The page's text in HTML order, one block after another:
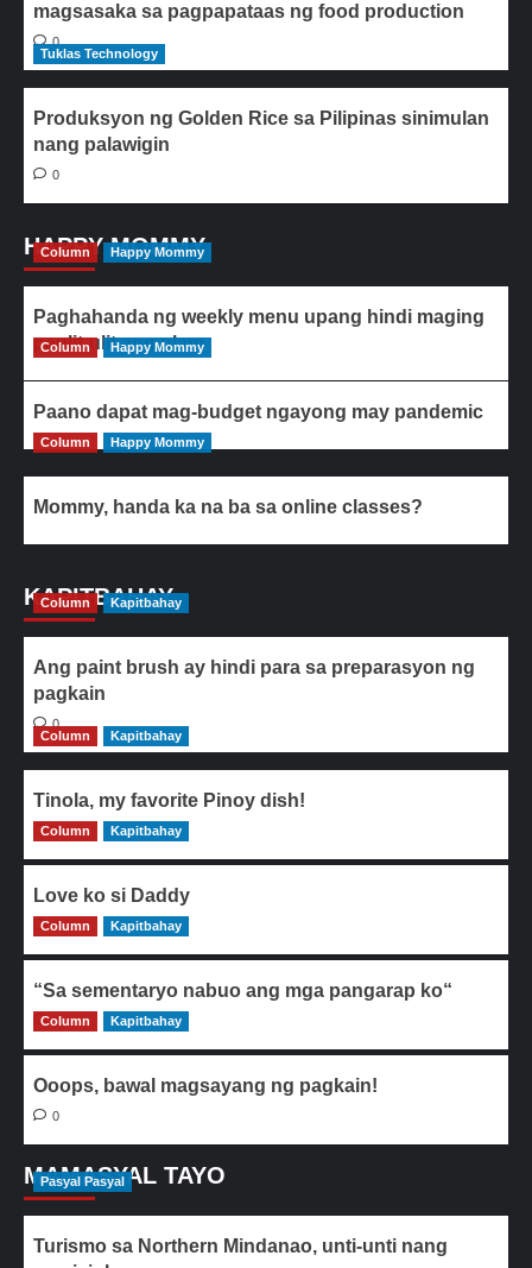
magsasaka sa pagpapataas ng food production
0
Tuklas Technology
Produksyon ng Golden Rice sa Pilipinas sinimulan
nang palawigin
0
HAPPY MOMMY
Column Happy Mommy
Paghahanda ng weekly menu upang hindi maging
paulit-ulit ang ulam
Column Happy Mommy
Paano dapat mag-budget ngayong may pandemic
Column Happy Mommy
Mommy, handa ka na ba sa online classes?
KAPITBAHAY
Column Kapitbahay
Ang paint brush ay hindi para sa preparasyon ng
pagkain
0
Column
Kapitbahay
Tinola, my favorite Pinoy dish!
0
Column Kapitbahay
Love ko si Daddy
0
Column Kapitbahay
“Sa sementaryo nabuo ang mga pangarap ko“
0
Column Kapitbahay
Ooops, bawal magsayang ng pagkain!
0
MAMASYAL TAYO
Pasyal Pasyal
Turismo sa Northern Mindanao, unti-unti nang